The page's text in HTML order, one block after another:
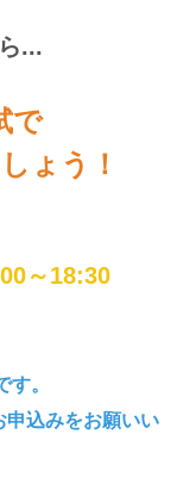
...
で
ょう！
～18:30
。
込みをお願いい